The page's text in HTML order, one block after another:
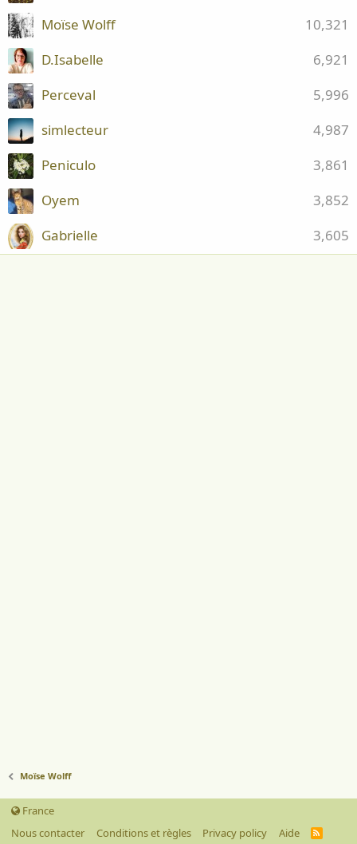
10,321
Moïse Wolff
6,921
D.Isabelle
5,996
Perceval
4,987
simlecteur
3,861
Peniculo
3,852
Oyem
3,605
Gabrielle
Moïse Wolff
France
Nous contacter
Conditions et règles Privacy policy Aide
R